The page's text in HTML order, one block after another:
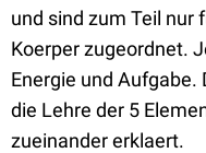
und sind zum Teil nur
Koerper zugeordnet.
Energie und
die Lehre der 5
zueinander erklaert.